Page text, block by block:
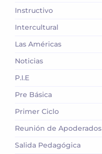
Instructivo
Intercultural
Las Américas
Noticias
P.I.E
Pre Básica
Primer Ciclo
Reunión de Apoderados
Salida Pedagógica